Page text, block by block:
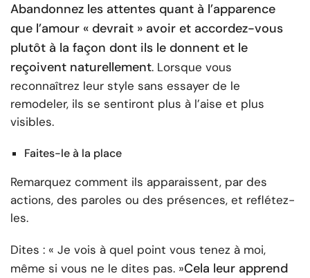
Abandonnez les attentes quant à l’apparence
que l’amour « devrait » avoir et accordez-vous
plutôt à la façon dont ils le donnent et le
reçoivent naturellement. Lorsque vous
reconnaîtrez leur style sans essayer de le
remodeler, ils se sentiront plus à l’aise et plus
visibles.
Faites-le à la place
Remarquez comment ils apparaissent, par des
actions, des paroles ou des présences, et reflétez-
les.
Dites : « Je vois à quel point vous tenez à moi,
même si vous ne le dites pas. »Cela leur apprend